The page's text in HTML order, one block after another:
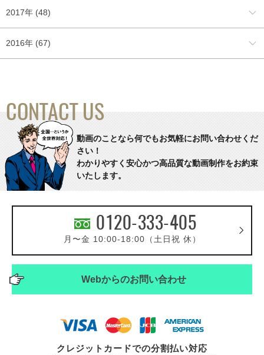
2017年 (48)
2016年 (67)
CONTACT US
動画のことなら何でもお気軽にお問い合わせくだ
さい！
わかりやすく安心かつ高品質な動画制作をお約束
いたします。
0120-333-405
月〜金 10:00-18:00（土日祝 休）
Webからのお問い合わせ
クレジットカードでの分割払い対応